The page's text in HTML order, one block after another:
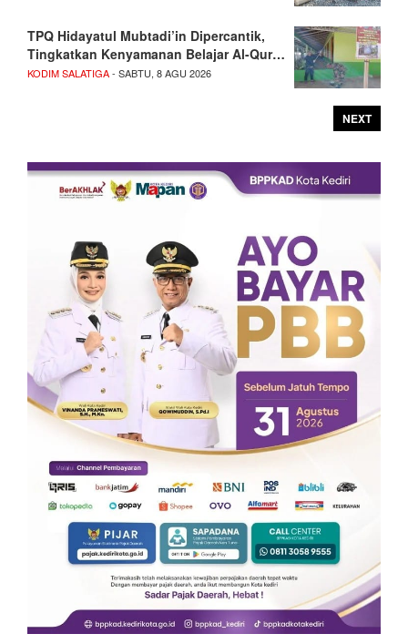
TPQ Hidayatul Mubtadi’in Dipercantik,
Tingkatkan Kenyamanan Belajar Al-Qur…
KODIM SALATIGA- SABTU, 8 AGU 2026
NEXT